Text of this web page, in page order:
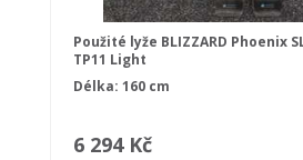
Použité lyže BLIZZARD Phoenix
TP11 Light
Délka: 160 cm
6 294 Kč